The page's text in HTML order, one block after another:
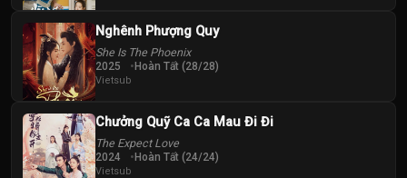
Nghênh Phượng Quy
She Is The Phoenix
2025 Hoàn Tất (28/28)
Vietsub
Chưởng Quỹ Ca Ca Mau Đi Đi
The Expect Love
2024 Hoàn Tất (24/24)
Vietsub